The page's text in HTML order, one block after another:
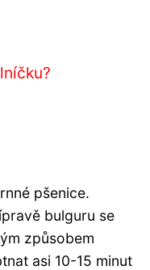
pšenice.
bulguru se
způsobem
asi 10-15 minut